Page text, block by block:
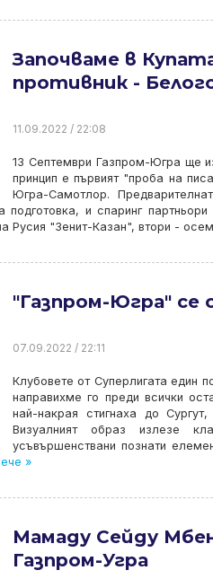
Започваме в
противник -
11.09.2022 / 22:08
13 Септември Газпром-Югра ще
принцип е първият "проба на
Югра-Самотлор.
подготовка, и спаринг
Русия "Зенит-Казан", втори -
"Газпром-Югра" се
07.09.2022 / 22:11
Клубовете от Суперлигата един
направихме го преди всички
най-накрая стигнаха до
Визуалният образ излезе
усъвършенствани познати
»
Мамаду Сейду
Газпром-Угра